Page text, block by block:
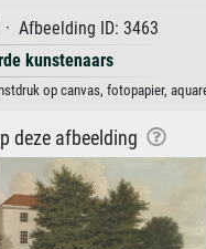
Afbeelding ID: 3463
kunstenaars
op canvas, fotopapier,
deze afbeelding